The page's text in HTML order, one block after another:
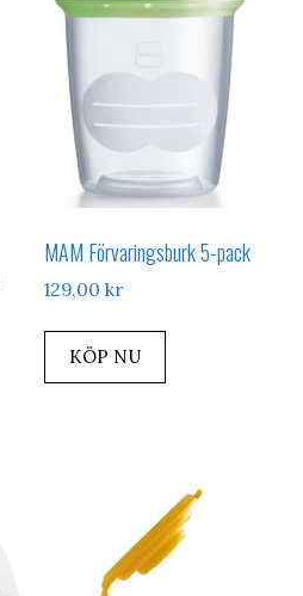
MAM Förvaringsburk 5-pack
129,00kr
KÖP NU